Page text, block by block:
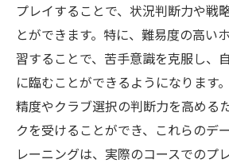
プレイすることで、状況判断力や戦
とができます。特に、難易度の高い
習することで、苦手意識を克服し、
に臨むことができるようになります
精度やクラブ選択の判断力を高める
クを受けることができ、これらのデ
レーニングは、実際のコースでのプ